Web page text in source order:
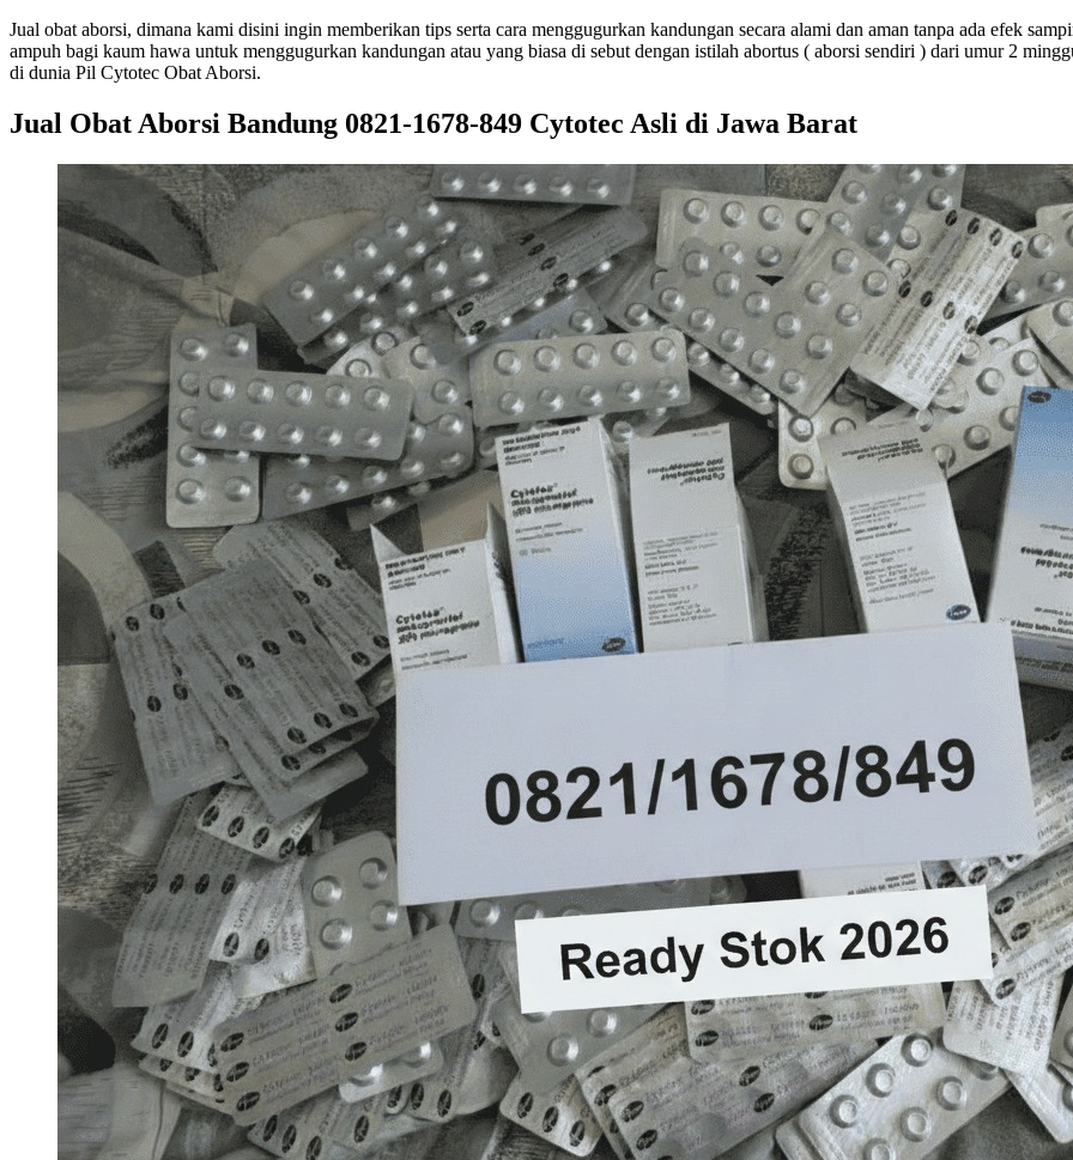
Jual obat aborsi, dimana kami disini ingin memberikan tips serta cara menggugurkan kandungan secara alami dan aman tanpa ada efek
ampuh bagi kaum hawa untuk menggugurkan kandungan atau yang biasa di sebut dengan istilah abortus ( aborsi sendiri ) dari umur 2
di dunia Pil Cytotec Obat Aborsi.
Jual Obat Aborsi Bandung 0821-1678-849 Cytotec Asli di Jawa Barat